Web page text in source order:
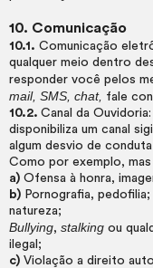
10. Comunicação
10.1. Comunicação
qualquer meio dentro
responder você pelos
mail, SMS, chat, fale
10.2. Canal da
disponibiliza um canal
algum desvio de
Como por exemplo,
a) Ofensa à honra,
b) Pornografia,
natureza;
Bullying, stalking ou
ilegal;
c) Violação a direito